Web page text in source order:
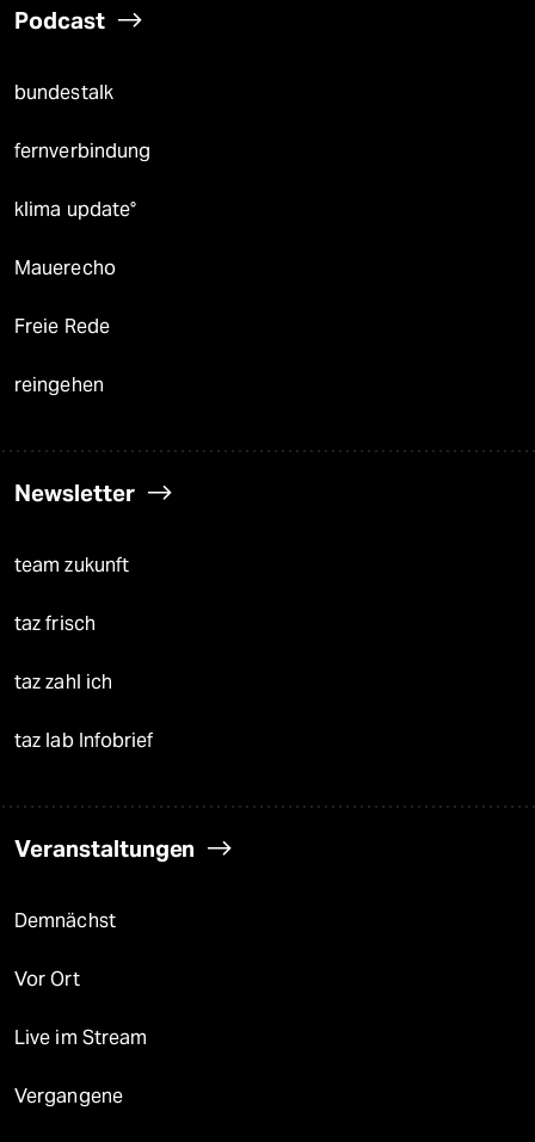
Podcast
bundestalk
fernverbindung
klima update°
Mauerecho
Freie Rede
reingehen
Newsletter
team zukunft
taz frisch
taz zahl ich
taz lab Infobrief
Veranstaltungen
Demnächst
Vor Ort
Live im Stream
Vergangene